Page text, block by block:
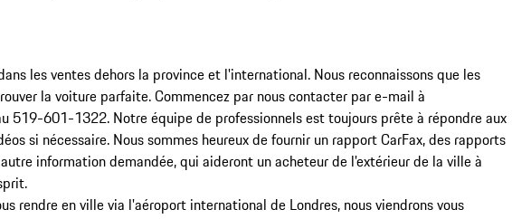
les ventes dehors la province et l'international. Nous reconnaissons que les
la voiture parfaite. Commencez par nous contacter par e-mail à
519-601-1322. Notre équipe de professionnels est toujours prête à répondre aux
si nécessaire. Nous sommes heureux de fournir un rapport CarFax, des rapports
information demandée, qui aideront un acheteur de l'extérieur de la ville à
rendre en ville via l'aéroport international de Londres, nous viendrons vous